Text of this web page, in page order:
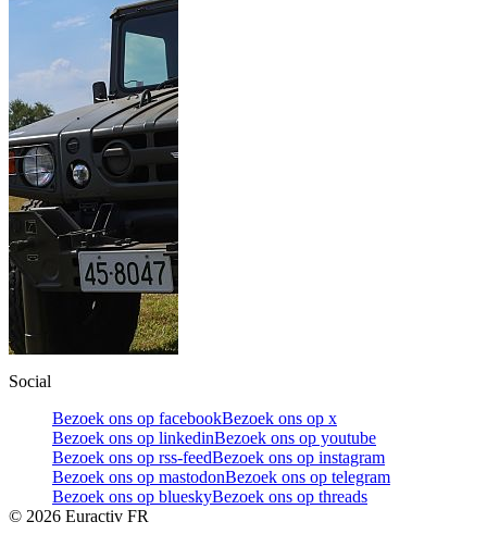
Social
Bezoek ons op facebookBezoek ons op x
Bezoek ons op linkedinBezoek ons op youtube
Bezoek ons op rss-feedBezoek ons op instagram
Bezoek ons op mastodonBezoek ons op telegram
Bezoek ons op blueskyBezoek ons op threads
© 2026 Euractiv FR